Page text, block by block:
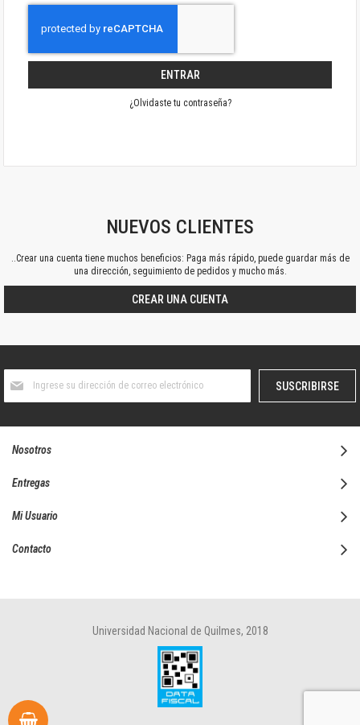
ENTRAR
¿Olvidaste tu contraseña?
NUEVOS CLIENTES
..Crear una cuenta tiene muchos beneficios: Paga más rápido, puede guardar más de
una dirección, seguimiento de pedidos y mucho más.
CREAR UNA CUENTA
boletín
SUSCRIBIRSE
Nosotros
Entregas
Mi Usuario
Contacto
Universidad Nacional de Quilmes, 2018